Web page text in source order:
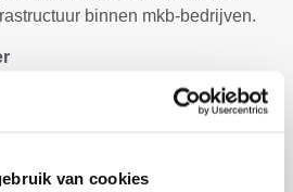
van cookies
binnen mkb-bedrijven.
ruimte voor een grote landelijke
Trends oplossingen voor